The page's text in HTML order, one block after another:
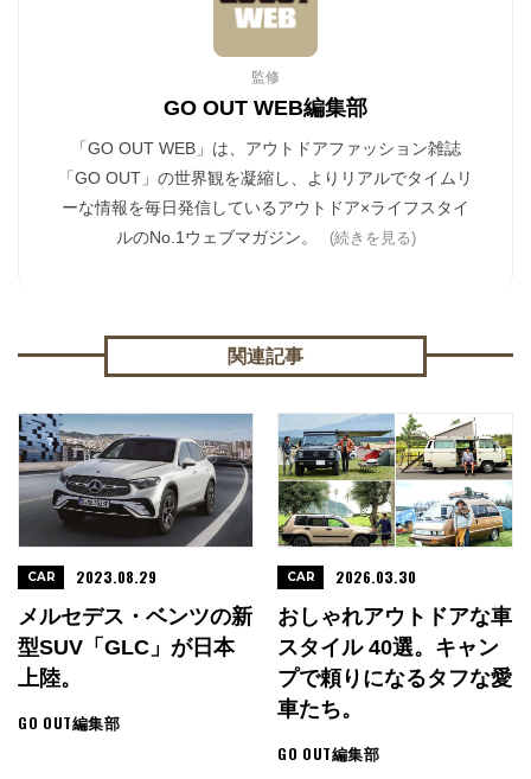
監修
GO OUT WEB編集部
「GO OUT WEB」は、アウトドアファッション雑誌
「GO OUT」の世界観を凝縮し、よりリアルでタイムリ
ーな情報を毎日発信しているアウトドア×ライフスタイ
ルのNo.1ウェブマガジン。
(続きを見る)
関連記事
メルセデス・ベンツの新
型SUV「GLC」が日本
上陸。
GO OUT編集部
CAR 2023.08.29
おしゃれアウトドアな車
スタイル 40選。キャン
プで頼りになるタフな愛
車たち。
GO OUT編集部
CAR 2026.03.30